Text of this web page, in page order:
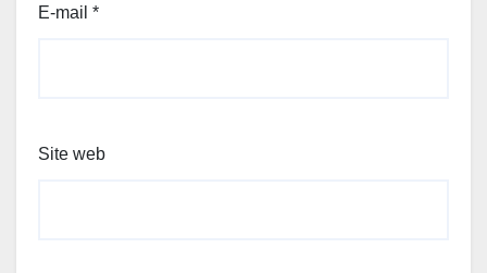
E-mail *
Site web